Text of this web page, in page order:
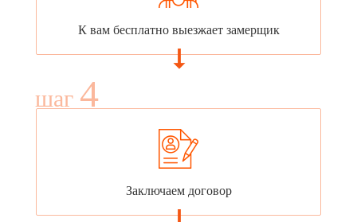
К вам бесплатно выезжает замерщик
шаг 4
Заключаем договор